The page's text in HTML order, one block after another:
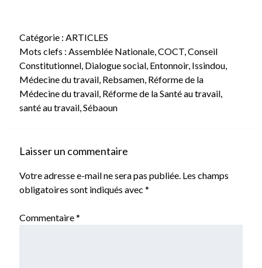
Catégorie : ARTICLES
Mots clefs : Assemblée Nationale, COCT, Conseil
Constitutionnel, Dialogue social, Entonnoir, Issindou,
Médecine du travail, Rebsamen, Réforme de la
Médecine du travail, Réforme de la Santé au travail,
santé au travail, Sébaoun
Laisser un commentaire
Votre adresse e-mail ne sera pas publiée. Les champs
obligatoires sont indiqués avec *
Commentaire*